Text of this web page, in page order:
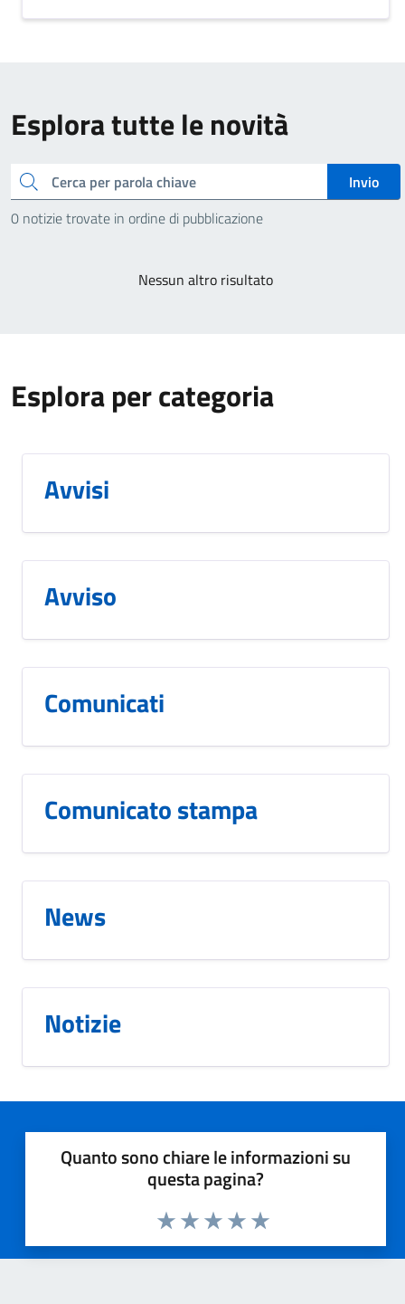
Esplora tutte le novità
Cerca
Invio
0 notizie trovate in ordine di pubblicazione
Nessun altro risultato
Esplora per categoria
Avvisi
Avviso
Comunicati
Comunicato stampa
News
Notizie
Quanto sono chiare le informazioni su
questa pagina?
Valuta 5 stelle su 5
Valuta 4 stelle su 5
Valuta 3 stelle su 5
Valuta 2 stelle su 5
Valuta 1 stelle su 5